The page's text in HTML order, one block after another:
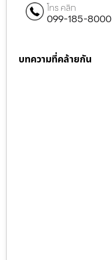
โทร คลิก
099-185-8000
บทความที่คล้ายกัน